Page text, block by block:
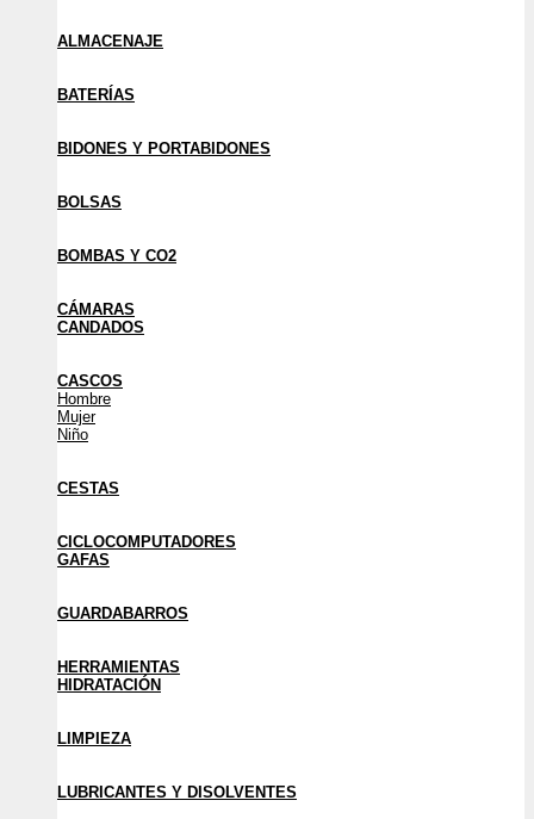
ALMACENAJE
BATERÍAS
BIDONES Y PORTABIDONES
BOLSAS
BOMBAS Y CO2
CÁMARAS
CANDADOS
CASCOS
Hombre
Mujer
Niño
CESTAS
CICLOCOMPUTADORES
GAFAS
GUARDABARROS
HERRAMIENTAS
HIDRATACIÓN
LIMPIEZA
LUBRICANTES Y DISOLVENTES